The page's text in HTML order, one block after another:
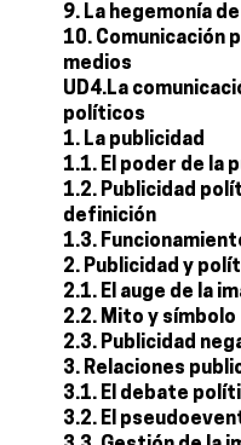
9. La hegemonía
10. Comunicación
medios
UD4.La
políticos
1. La publicidad
1.1. El poder de la
1.2. Publicidad
definición
1.3.
2. Publicidad y
2.1. El auge de la
2.2. Mito y símbolo
2.3. Publicidad
3. Relaciones
3.1. El debate
3.2. El